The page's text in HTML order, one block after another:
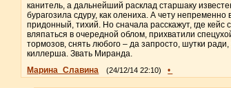
канитель, а дальнейший расклад старшаку
бурагозила сдуру, как олениха. А чету
придонный, тихий. Но сначала расскажут, где
вляпаться в очередной облом, прихватили
тормозов, снять любого – да запросто, шутки
киллерша. Звать Миранда.
Марина_Славина
(24/12/14 22:10) •